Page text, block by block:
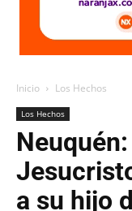
Inicio Los Hechos
Los Hechos
a su hijo